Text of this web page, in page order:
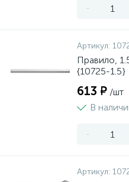
-
Артикул:
Правило,
{10725-1.5}
613 ₽ /шт
В
-
Артикул: